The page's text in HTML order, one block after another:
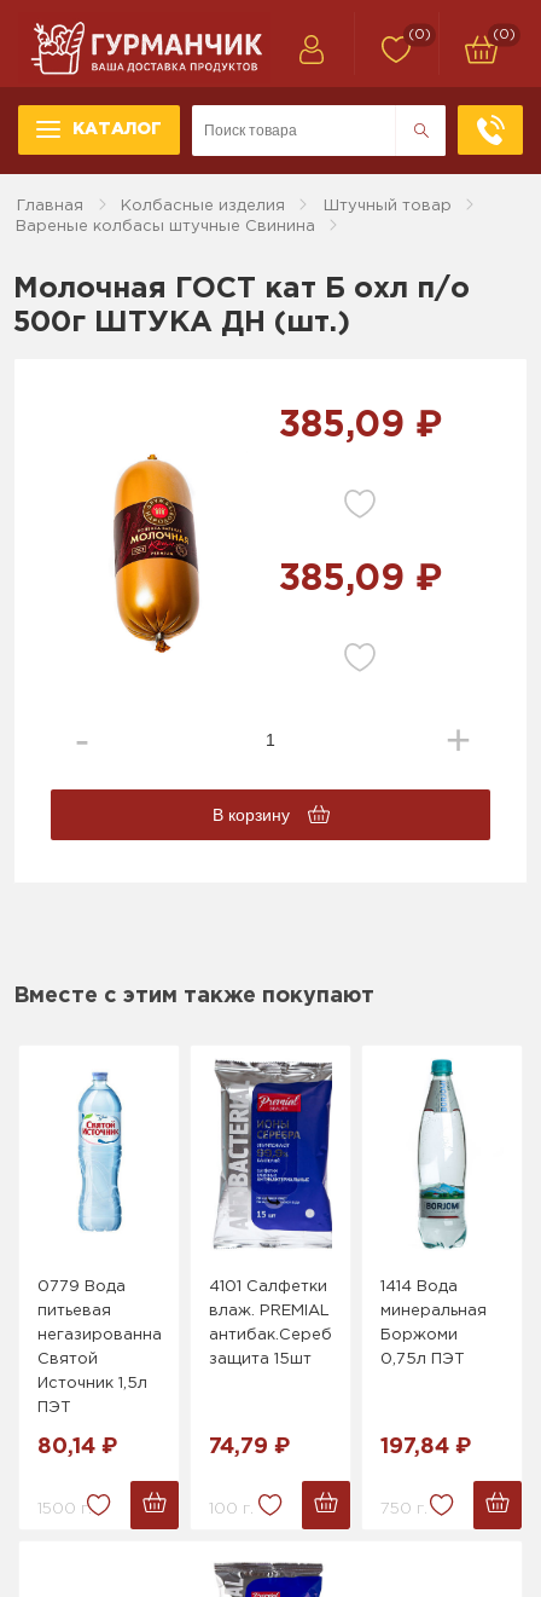
КАТАЛОГ
(0) (0)
Главная Колбасные изделия
Штучный товар
Вареные колбасы штучные Свинина
Молочная ГОСТ кат Б охл п/о
500г ШТУКА ДН (шт.)
385,09 ₽
385,09 ₽
В корзину
Вместе с этим также покупают
0779 Вода
питьевая
негазированная
Святой
Источник 1,5л
ПЭТ
80,14 ₽
1500 г.
4101 Салфетки
влаж. PREMIAL
антибак.Серебряная
защита 15шт
74,79 ₽
100 г.
1414 Вода
минеральная
Боржоми
0,75л ПЭТ
197,84 ₽
750 г.